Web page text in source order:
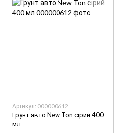
Артикул: 000000612
Грунт авто New Ton сірий 400
мл